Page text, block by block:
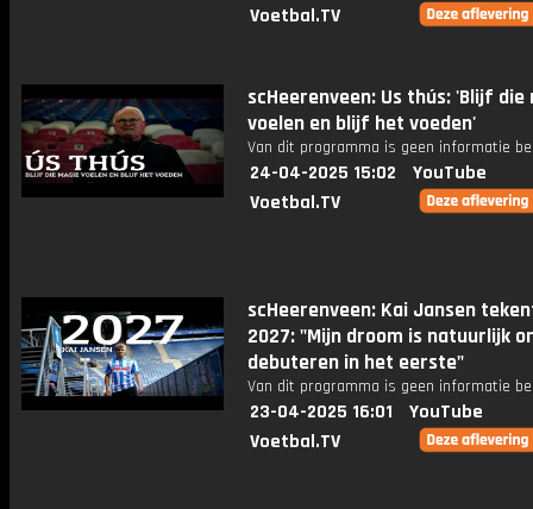
Voetbal.TV
scHeerenveen: Us thús: 'Blijf die
voelen en blijf het voeden'
Van dit programma is geen informatie
24-04-2025 15:02
YouTube
Voetbal.TV
scHeerenveen: Kai Jansen
2027: "Mijn droom is natuurlijk
debuteren in het eerste"
Van dit programma is geen informatie
23-04-2025 16:01
YouTube
Voetbal.TV